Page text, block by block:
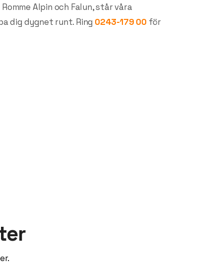
Alpin och Falun, står våra
dig dygnet runt. Ring 0243-179 00för